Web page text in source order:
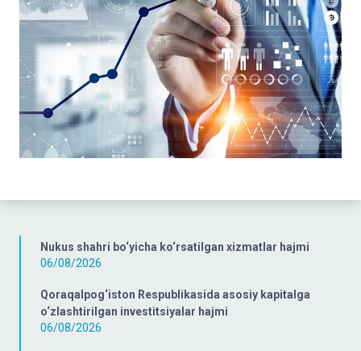
Nukus shahri bo‘yicha ko‘rsatilgan xizmatlar hajmi
06/08/2026
Qoraqalpog‘iston Respublikasida asosiy kapitalga
o‘zlashtirilgan investitsiyalar hajmi
06/08/2026